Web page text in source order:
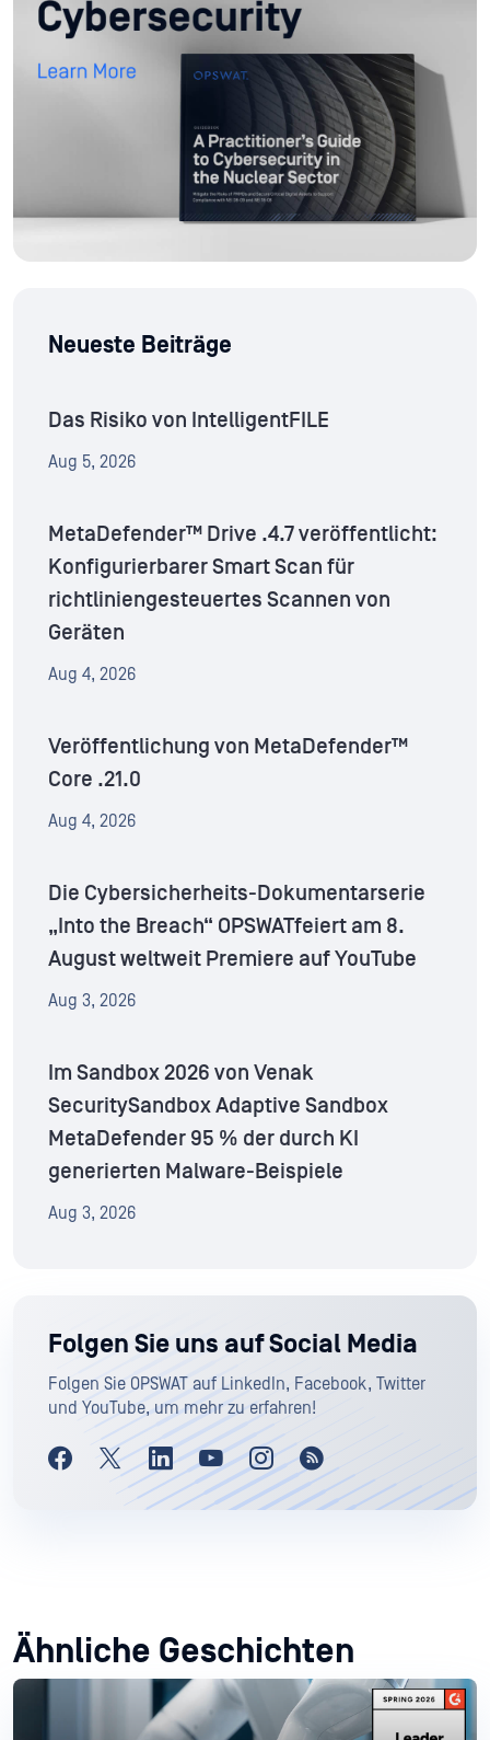
Neueste Beiträge
Das Risiko von IntelligentFILE
Aug 5, 2026
MetaDefender™ Drive .4.7 veröffentlicht:
Konfigurierbarer Smart Scan für
richtliniengesteuertes Scannen von
Geräten
Aug 4, 2026
Veröffentlichung von MetaDefender™
Core .21.0
Aug 4, 2026
Die Cybersicherheits-Dokumentarserie
„Into the Breach“ OPSWATfeiert am 8.
August weltweit Premiere auf YouTube
Aug 3, 2026
Im Sandbox 2026 von Venak
SecuritySandbox Adaptive Sandbox
MetaDefender 95 % der durch KI
generierten Malware-Beispiele
Aug 3, 2026
Folgen Sie uns auf Social Media
Folgen Sie OPSWAT auf LinkedIn, Facebook, Twitter
und YouTube, um mehr zu erfahren!
Ähnliche Geschichten